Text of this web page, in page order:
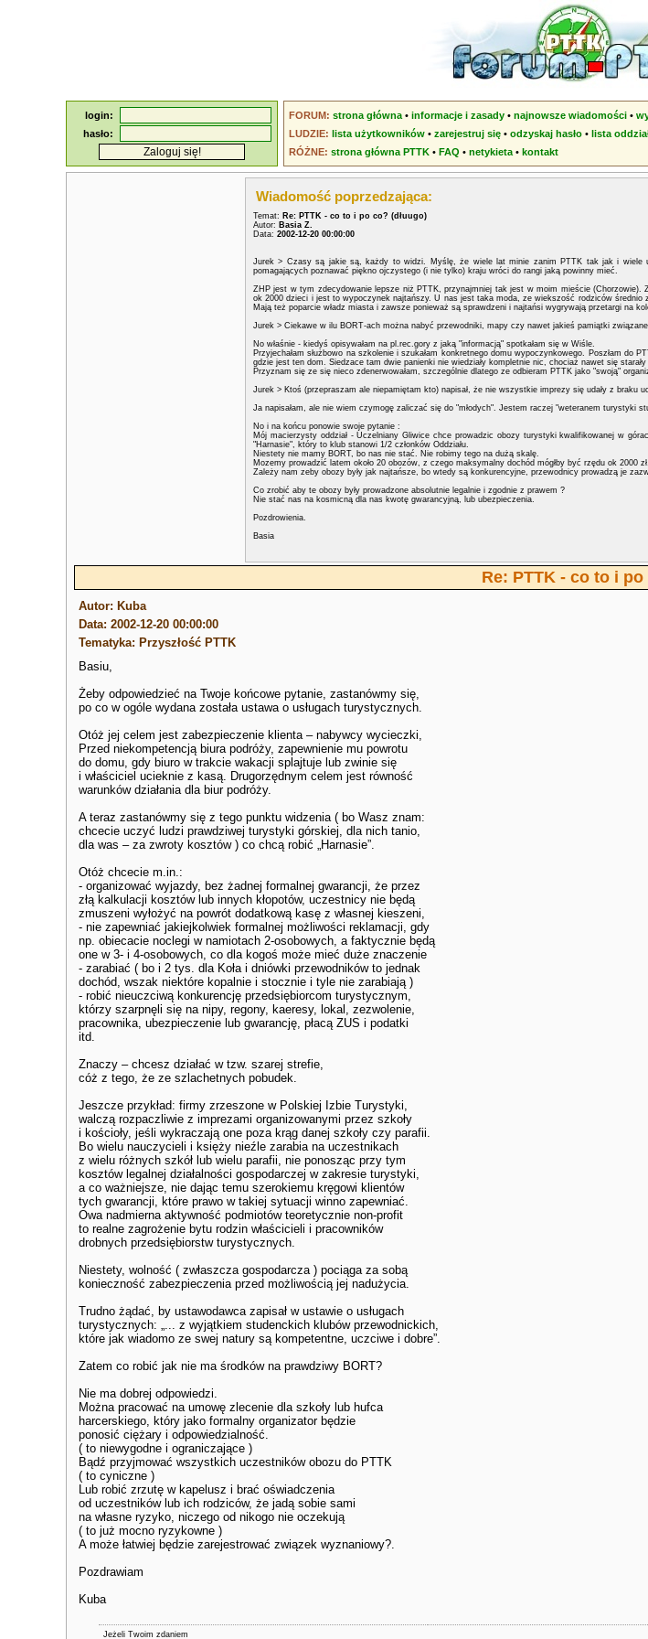
login:
hasło:
FORUM: strona główna • informacje i zasady • najnowsze wiadomości •
LUDZIE: lista użytkowników • zarejestruj się • odzyskaj hasło • lista
RÓŻNE: strona główna PTTK • FAQ • netykieta • kontakt
Wiadomość poprzedzająca:
Temat: Re: PTTK - co to i po co? (dłuugo)
Autor: Basia Z.
Data: 2002-12-20 00:00:00
Jurek > Czasy są jakie są, każdy to widzi. Myślę, że wiele lat minie zanim PTTK tak jak i wiele
pomagających poznawać piękno ojczystego (i nie tylko) kraju wróci do rangi jaką powinny mieć.
ZHP jest w tym zdecydowanie lepsze niż PTTK, przynajmniej tak jest w moim mieście
ok 2000 dzieci i jest to wypoczynek najtańszy. U nas jest taka moda, ze wiekszość rodziców
Mają też poparcie władz miasta i zawsze ponieważ są sprawdzeni i najtańsi wygrywają przetargi na
Jurek > Ciekawe w ilu BORT-ach można nabyć przewodniki, mapy czy nawet jakieś pamiątki
No właśnie - kiedyś opisywałam na pl.rec.gory z jaką "informacją" spotkałam się w Wiśle.
Przyjechałam służbowo na szkolenie i szukałam konkretnego domu wypoczynkowego. Poszłam do
gdzie jest ten dom. Siedzace tam dwie panienki nie wiedziały kompletnie nic, chociaż nawet się
Przyznam się ze się nieco zdenerwowałam, szczególnie dlatego ze odbieram PTTK jako "swoją"
Jurek > Ktoś (przepraszam ale niepamiętam kto) napisał, że nie wszystkie imprezy się udały z braku
Ja napisałam, ale nie wiem czymogę zaliczać się do "młodych". Jestem raczej "weteranem turystyki
No i na końcu ponowie swoje pytanie :
Mój macierzysty oddział - Uczelniany Gliwice chce prowadzic obozy turystyki kwalifikowanej w
"Harnasie", który to klub stanowi 1/2 członków Oddziału.
Niestety nie mamy BORT, bo nas nie stać. Nie robimy tego na dużą skalę.
Mozemy prowadzić latem około 20 obozów, z czego maksymalny dochód mógłby być rzędu ok 2000 zł.
Zależy nam zeby obozy były jak najtańsze, bo wtedy są konkurencyjne, przewodnicy prowadzą je
Co zrobić aby te obozy były prowadzone absolutnie legalnie i zgodnie z prawem ?
Nie stać nas na kosmicną dla nas kwotę gwarancyjną, lub ubezpieczenia.
Pozdrowienia.
Basia
Re: PTTK - co to i po
Autor: Kuba
Data: 2002-12-20 00:00:00
Tematyka: Przyszłość PTTK
Basiu,
Żeby odpowiedzieć na Twoje końcowe pytanie, zastanówmy się,
po co w ogóle wydana została ustawa o usługach turystycznych.
Otóż jej celem jest zabezpieczenie klienta – nabywcy wycieczki,
Przed niekompetencją biura podróży, zapewnienie mu powrotu
do domu, gdy biuro w trakcie wakacji splajtuje lub zwinie się
i właściciel ucieknie z kasą. Drugorzędnym celem jest równość
warunków działania dla biur podróży.
A teraz zastanówmy się z tego punktu widzenia ( bo Wasz znam:
chcecie uczyć ludzi prawdziwej turystyki górskiej, dla nich tanio,
dla was – za zwroty kosztów ) co chcą robić „Harnasie”.
Otóż chcecie m.in.:
- organizować wyjazdy, bez żadnej formalnej gwarancji, że przez
złą kalkulacji kosztów lub innych kłopotów, uczestnicy nie będą
zmuszeni wyłożyć na powrót dodatkową kasę z własnej kieszeni,
- nie zapewniać jakiejkolwiek formalnej możliwości reklamacji, gdy
np. obiecacie noclegi w namiotach 2-osobowych, a faktycznie będą
one w 3- i 4-osobowych, co dla kogoś może mieć duże znaczenie
- zarabiać ( bo i 2 tys. dla Koła i dniówki przewodników to jednak
dochód, wszak niektóre kopalnie i stocznie i tyle nie zarabiają )
- robić nieuczciwą konkurencję przedsiębiorcom turystycznym,
którzy szarpnęli się na nipy, regony, kaeresy, lokal, zezwolenie,
pracownika, ubezpieczenie lub gwarancję, płacą ZUS i podatki
itd.
Znaczy – chcesz działać w tzw. szarej strefie,
cóż z tego, że ze szlachetnych pobudek.
Jeszcze przykład: firmy zrzeszone w Polskiej Izbie Turystyki,
walczą rozpaczliwie z imprezami organizowanymi przez szkoły
i kościoły, jeśli wykraczają one poza krąg danej szkoły czy parafii.
Bo wielu nauczycieli i księży nieźle zarabia na uczestnikach
z wielu różnych szkół lub wielu parafii, nie ponosząc przy tym
kosztów legalnej działalności gospodarczej w zakresie turystyki,
a co ważniejsze, nie dając temu szerokiemu kręgowi klientów
tych gwarancji, które prawo w takiej sytuacji winno zapewniać.
Owa nadmierna aktywność podmiotów teoretycznie non-profit
to realne zagrożenie bytu rodzin właścicieli i pracowników
drobnych przedsiębiorstw turystycznych.
Niestety, wolność ( zwłaszcza gospodarcza ) pociąga za sobą
konieczność zabezpieczenia przed możliwością jej nadużycia.
Trudno żądać, by ustawodawca zapisał w ustawie o usługach
turystycznych: „... z wyjątkiem studenckich klubów przewodnickich,
które jak wiadomo ze swej natury są kompetentne, uczciwe i dobre”.
Zatem co robić jak nie ma środków na prawdziwy BORT?
Nie ma dobrej odpowiedzi.
Można pracować na umowę zlecenie dla szkoły lub hufca
harcerskiego, który jako formalny organizator będzie
ponosić ciężary i odpowiedzialność.
( to niewygodne i ograniczające )
Bądź przyjmować wszystkich uczestników obozu do PTTK
( to cyniczne )
Lub robić zrzutę w kapelusz i brać oświadczenia
od uczestników lub ich rodziców, że jadą sobie sami
na własne ryzyko, niczego od nikogo nie oczekują
( to już mocno ryzykowne )
A może łatwiej będzie zarejestrować związek wyznaniowy?.
Pozdrawiam
Kuba
Jeżeli Twoim zdaniem